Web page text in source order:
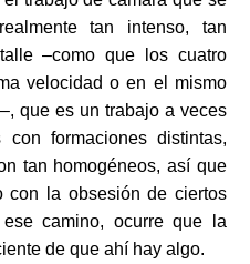
tan intenso, tan
–como que los cuatro
velocidad o en el mismo
que es un trabajo a veces
formaciones distintas,
tan homogéneos, así que
con la obsesión de ciertos
camino, ocurre que la
de que ahí hay algo.